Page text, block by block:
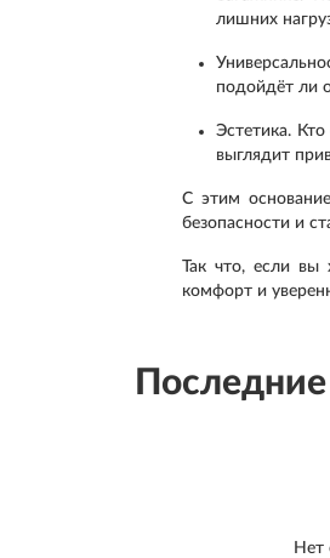
лишних
подойдёт ли
Эстетика.
выглядит
С этим
безопасности и
Так что, если вы
комфорт и
Нет